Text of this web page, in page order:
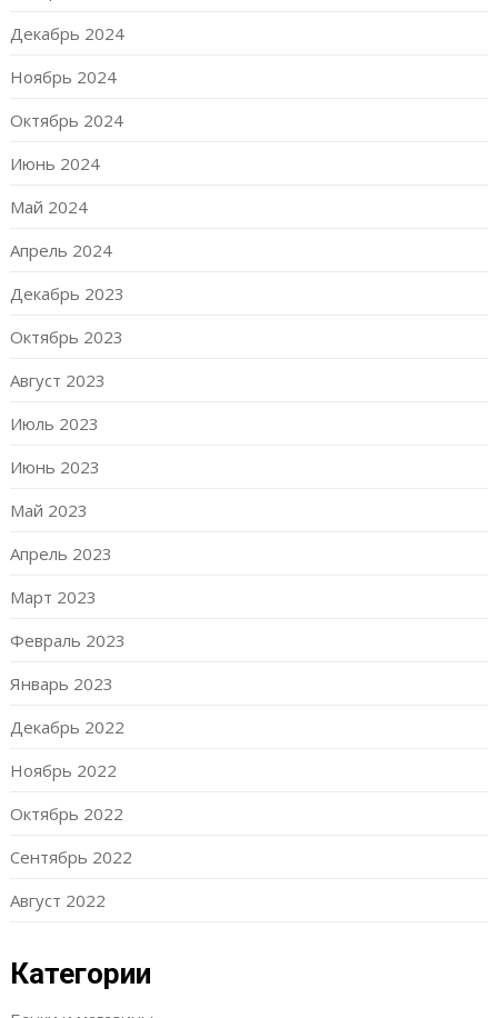
Декабрь 2024
Ноябрь 2024
Октябрь 2024
Июнь 2024
Май 2024
Апрель 2024
Декабрь 2023
Октябрь 2023
Август 2023
Июль 2023
Июнь 2023
Май 2023
Апрель 2023
Март 2023
Февраль 2023
Январь 2023
Декабрь 2022
Ноябрь 2022
Октябрь 2022
Сентябрь 2022
Август 2022
Категории